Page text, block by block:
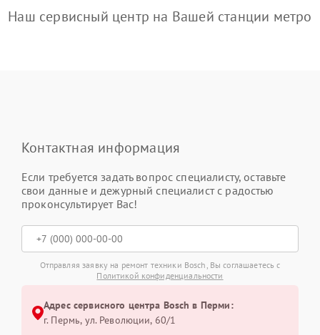
Наш сервисный центр на Вашей станции метро
Контактная информация
Если требуется задать вопрос специалисту, оставьте
свои данные и дежурный специалист с радостью
проконсультирует Вас!
Отправляя заявку на ремонт техники Bosch, Вы соглашаетесь с
Политикой конфиденциальности
Адрес сервисного центра Bosch в Перми:
г. Пермь, ул. ​Революции, 60/1